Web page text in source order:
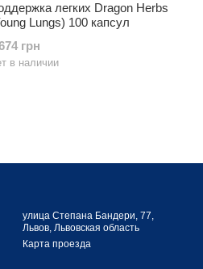
легких Dragon Herbs
Lungs) 100 капсул
грн
в наличии
улица Степана Бандери, 77,
Львов, Львовская область
Карта проезда